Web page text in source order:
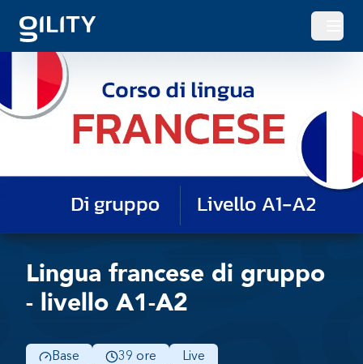
Apri
Lingua francese di gruppo
- livello A1-A2
Base 39 ore Live